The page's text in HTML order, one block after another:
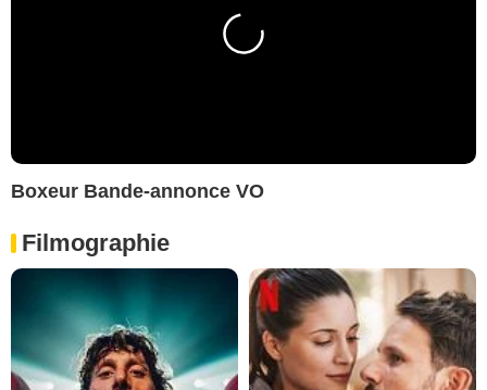
Boxeur Bande-annonce VO
Filmographie